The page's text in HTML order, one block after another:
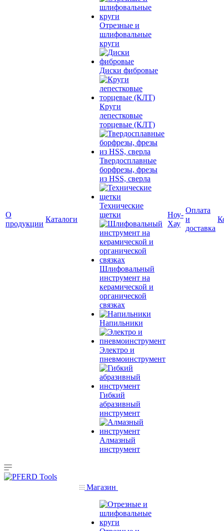
О
продукции
Каталоги
Отрезные и
шлифовальные
круги
Диски фибровые
Круги
лепестковые
торцевые (КЛТ)
Твердосплавные
борфрезы, фрезы
из HSS, сверла
Технические
щетки
Шлифовальный
инструмент на
керамической и
органической
связках
Напильники
Электро и
пневмоинструмент
Гибкий
абразивный
инструмент
Алмазный
инструмент
Ноу-
Хау
Оплата
и
доставка
Магазин